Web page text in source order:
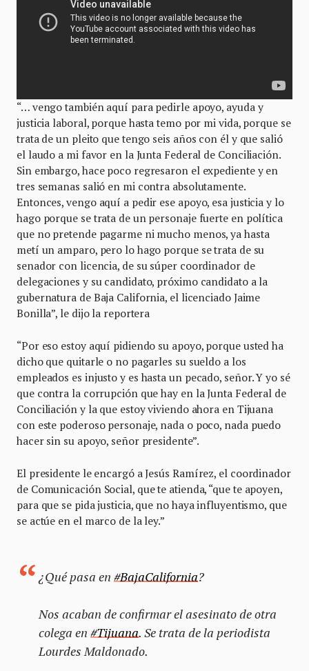
“… vengo también aquí para pedirle apoyo, ayuda y
justicia laboral, porque hasta temo por mi vida, porque se
trata de un pleito que tengo seis años con él y que salió
el laudo a mi favor en la Junta Federal de Conciliación.
Sin embargo, hace poco regresaron el expediente y en
tres semanas salió en mi contra absolutamente.
Entonces, vengo aquí a pedir ese apoyo, esa justicia y lo
hago porque se trata de un personaje fuerte en política
que no pretende pagarme ni mucho menos, ya hasta
metí un amparo, pero lo hago porque se trata de su
senador con licencia, de su súper coordinador de
delegaciones y su candidato, próximo candidato a la
gubernatura de Baja California, el licenciado Jaime
Bonilla”, le dijo la reportera
“Por eso estoy aquí pidiendo su apoyo, porque usted ha
dicho que quitarle o no pagarles su sueldo a los
empleados es injusto y es hasta un pecado, señor. Y yo sé
que contra la corrupción que hay en la Junta Federal de
Conciliación y la que estoy viviendo ahora en Tijuana
con este poderoso personaje, nada o poco, nada puedo
hacer sin su apoyo, señor presidente”.
El presidente le encargó a Jesús Ramírez, el coordinador
de Comunicación Social, que te atienda, “que te apoyen,
para que se pida justicia, que no haya influyentismo, que
se actúe en el marco de la ley.”
¿Qué pasa en #BajaCalifornia?
Nos acaban de confirmar el asesinato de otra
colega en #Tijuana. Se trata de la periodista
Lourdes Maldonado.